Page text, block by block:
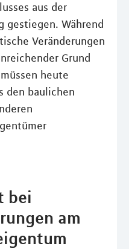
aus der
gestiegen. Während
Veränderungen
Grund
heute
den baulichen
bei
am